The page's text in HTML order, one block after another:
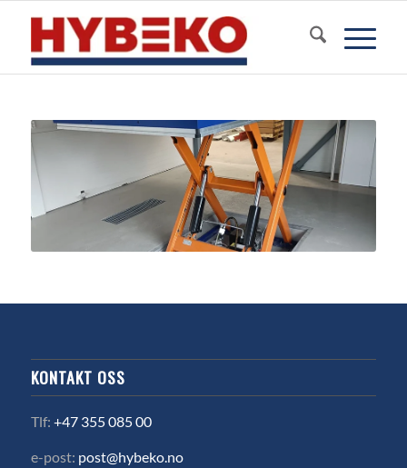
KONTAKT OSS
Tlf: +47 355 085 00
e-post: post@hybeko.no